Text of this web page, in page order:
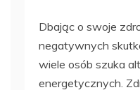
Dbając o swoje
negatywnych
wiele osób szuka
energetycznych.